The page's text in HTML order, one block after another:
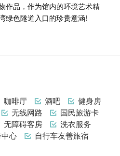
作品，作为馆内的环境艺术精
绿色隧道入口的珍贵意涵!
咖啡厅 酒吧
健身房
无线网路
国民旅游卡
无障碍客房
洗衣服务
心 自行车友善旅宿